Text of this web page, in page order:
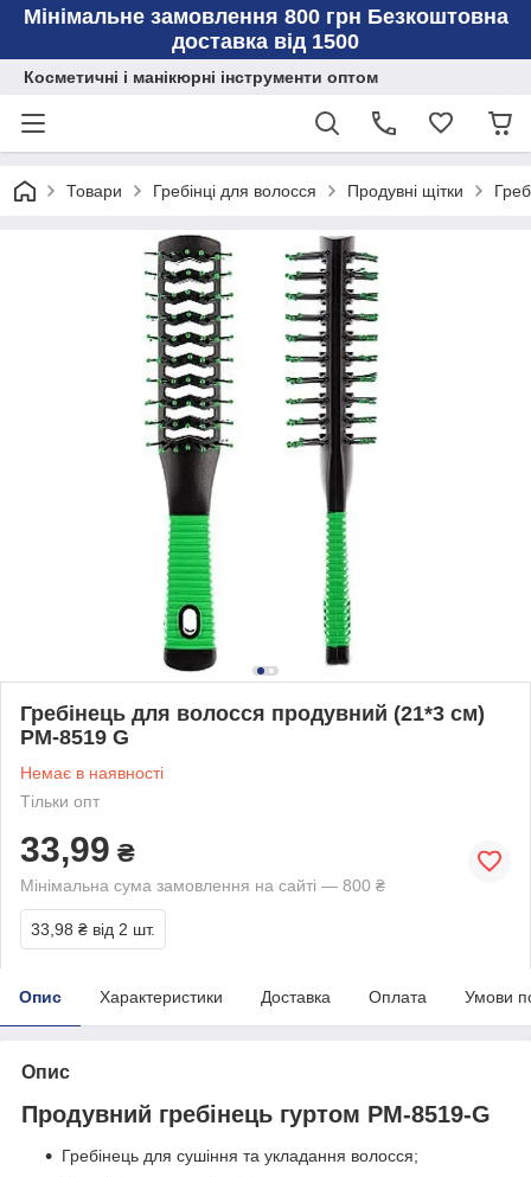
Мінімальне замовлення 800 грн Безкоштовна
доставка від 1500
Косметичні і манікюрні інструменти оптом
Товари Гребінці для волосся Продувні щітки
Гребінець для волосся продувний (21*3 см)
PM-8519 G
Немає в наявності
Тільки опт
33,99 ₴
Мінімальна сума замовлення на сайті — 800 ₴
33,98 ₴ від 2 шт.
Опис Характеристики Доставка Оплата Умови
Опис
Продувний гребінець гуртом PM-8519-G
Гребінець для сушіння та укладання волосся;